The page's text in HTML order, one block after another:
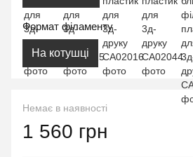
Формат філаменту
На котушці
Немає в наявності
1 560 грн